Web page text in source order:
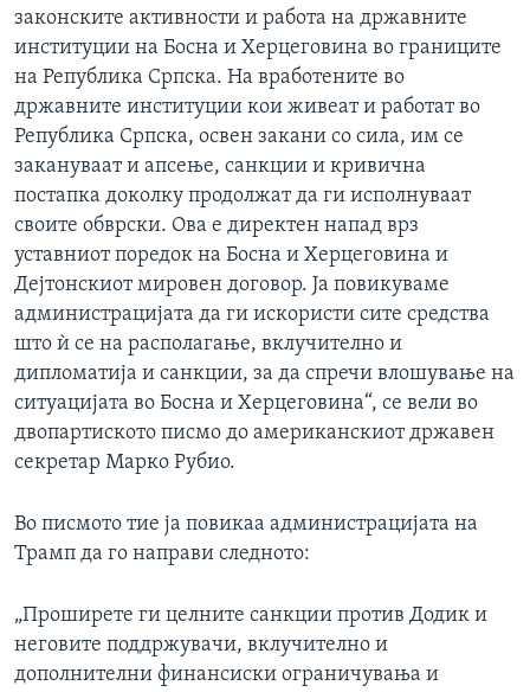
законските активности и работа на државните
институции на Босна и Херцеговина во границите
на Република Српска. На вработените во
државните институции кои живеат и работат во
Република Српска, освен закани со сила, им се
закануваат и апсење, санкции и кривична
постапка доколку продолжат да ги исполнуваат
своите обврски. Ова е директен напад врз
уставниот поредок на Босна и Херцеговина и
Дејтонскиот мировен договор. Ја повикуваме
администрацијата да ги искористи сите средства
што ѝ се на располагање, вклучително и
дипломатија и санкции, за да спречи влошување на
ситуацијата во Босна и Херцеговина“, се вели во
двопартиското писмо до американскиот државен
секретар Марко Рубио.
Во писмото тие ја повикаа администрацијата на
Трамп да го направи следното:
„Проширете ги целните санкции против Додик и
неговите поддржувачи, вклучително и
дополнителни финансиски ограничувања и